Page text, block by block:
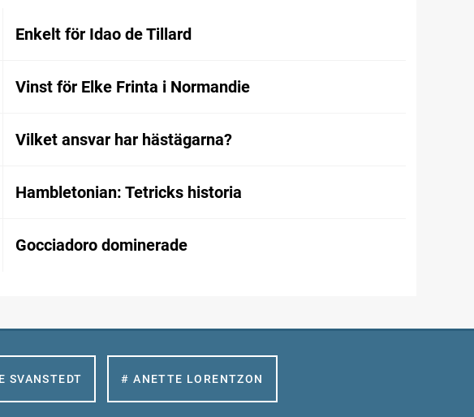
Enkelt för Idao de Tillard
Vinst för Elke Frinta i Normandie
Vilket ansvar har hästägarna?
Hambletonian: Tetricks historia
Gocciadoro dominerade
SVANSTEDT # ANETTE LORENTZON